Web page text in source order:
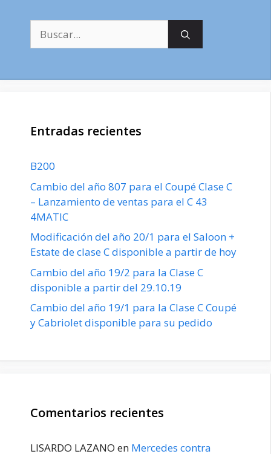
Entradas recientes
B200
Cambio del año 807 para el Coupé Clase C
– Lanzamiento de ventas para el C 43
4MATIC
Modificación del año 20/1 para el Saloon +
Estate de clase C disponible a partir de hoy
Cambio del año 19/2 para la Clase C
disponible a partir del 29.10.19
Cambio del año 19/1 para la Clase C Coupé
y Cabriolet disponible para su pedido
Comentarios recientes
LISARDO LAZANO en Mercedes contra